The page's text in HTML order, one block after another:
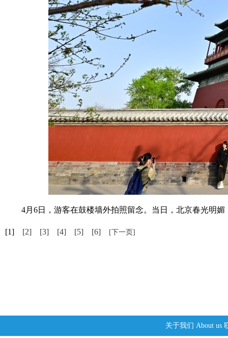
4月6日，游客在鼓楼墙外拍照留念。当日，北京春光明媚
[1] [2] [3] [4] [5] [6] [下一页]
关于我们 About us